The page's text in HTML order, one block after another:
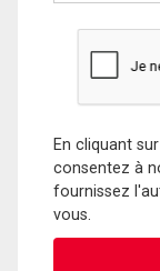
En cliquant
consentez à
fournissez
vous.